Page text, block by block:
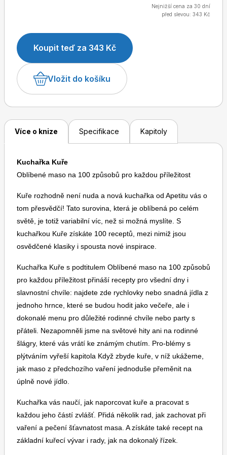
Dětské časopisy
Burda Best of
Burda Kids
Toprecepty.cz
kapitola Když zbyde kuře, v níž ukážeme, jak maso z
předchozího vaření jednoduše přeměnit na úplně
nové jídlo. Kuchařka vás naučí, jak naporcovat kuře
a pracovat s každou jeho částí zvlášť. Přidá několik
rad, jak zachovat při vaření a pečení šťavnatost
masa. A získáte také recept na základní kuřecí vývar
i rady, jak na dokonalý řízek.
Nejnižší cena za 30 dní
před slevou: 343 Kč
Koupit teď za 343 Kč
Vložit do košíku
Více o knize Specifikace Kapitoly
Kuchařka Kuře
Oblíbené maso na 100 způsobů pro každou příležitost
Kuře rozhodně není nuda a nová kuchařka od Apetitu vás o
tom přesvědčí! Tato surovina, která je oblíbená po celém
světě, je totiž variabilní víc, než si možná myslíte. S
kuchařkou Kuře získáte 100 receptů, mezi nimiž jsou
osvědčené klasiky i spousta nové inspirace.
Kuchařka Kuře s podtitulem Oblíbené maso na 100 způsobů
pro každou příležitost přináší recepty pro všední dny i
slavnostní chvíle: najdete zde rychlovky nebo snadná jídla z
jednoho hrnce, které se budou hodit jako večeře, ale i
dokonalé menu pro důležité rodinné chvíle nebo party s
přáteli. Nezapomněli jsme na světové hity ani na rodinné
šlágry, které vás vrátí ke známým chutím. Pro-blémy s
plýtváním vyřeší kapitola Když zbyde kuře, v níž ukážeme,
jak maso z předchozího vaření jednoduše přeměnit na
úplně nové jídlo.
Kuchařka vás naučí, jak naporcovat kuře a pracovat s
každou jeho částí zvlášť. Přidá několik rad, jak zachovat při
vaření a pečení šťavnatost masa. A získáte také recept na
základní kuřecí vývar i rady, jak na dokonalý řízek.